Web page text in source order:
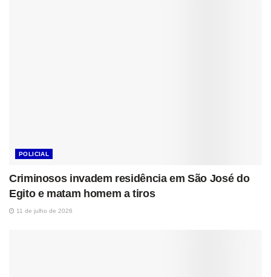
POLICIAL
Criminosos invadem residência em São José do
Egito e matam homem a tiros
11 de julho de 2026